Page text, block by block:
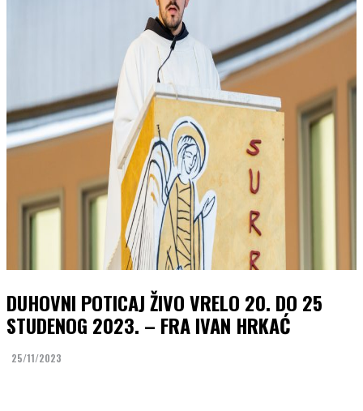
DUHOVNI POTICAJ ŽIVO VRELO 20. DO 25
STUDENOG 2023. – FRA IVAN HRKAĆ
25/11/2023